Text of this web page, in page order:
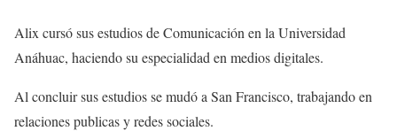
Alix cursó sus estudios de Comunicación en la Universidad
Anáhuac, haciendo su especialidad en medios digitales.
Al concluir sus estudios se mudó a San Francisco, trabajando en
relaciones publicas y redes sociales.